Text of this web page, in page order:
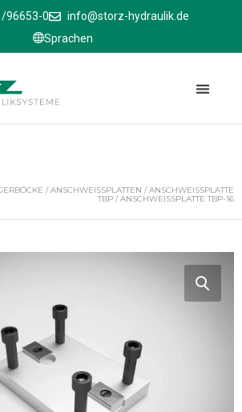
96653-0
info@storz-hydraulik.de
Sprachen
/ANSCHWEISSPLATTEN /ANSCHWEISSPLATTE T
BP
/ ANSCHWEISSPLATTE TBP-16